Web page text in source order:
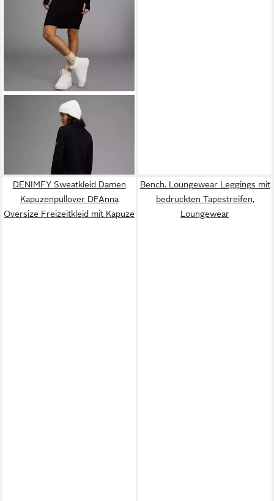
KANGAROOSStrickkleid mit
hohem asymetrischem
DENIMFY Sweatkleid Damen
Kapuzenpullover DFAnna
Oversize Freizeitkleid mit Kapuze
Bench. Loungewear Leggings mit
bedruckten Tapestreifen,
Loungewear